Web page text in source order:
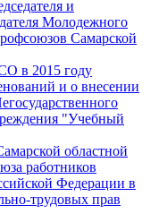
и
Молодежного
Самарской
в 2015 году
и о внесении
"Учебный
областной
работников
Федерации в
трудовых прав